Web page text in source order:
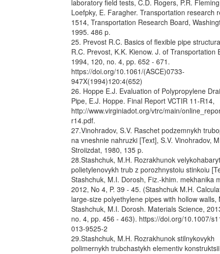
laboratory field tests, C.D. Rogers, P.R.
Loefpky, E. Faragher. Transportation research
1514, Transportation Research Board,
1995. 486 p.
25. Prevost R.C. Basics of flexible pipe
R.C. Prevost, K.K. Kienow. J. of Transportation
1994, 120, no. 4, pp. 652 - 671.
https://doi.org/10.1061/(ASCE)0733-
947X(1994)120:4(652)
26. Hoppe E.J. Evaluation of Polypropylene
Pipe, E.J. Hoppe. Final Report VCTIR 11-R14,
http://www.virginiadot.org/vtrc/main/
r14.pdf.
27.Vinohradov, S.V. Raschet podzemnykh
na vneshnie nahruzki [Text], S.V. Vinohradov,
Stroiizdat, 1980, 135 p.
28.Stashchuk, M.H. Rozrakhunok
polietylenovykh trub z porozhnystoiu stinkoiu
Stashchuk, M.I. Dorosh, Fiz.-khim. mekhanika
2012, No 4, P. 39 - 45. (Stashchuk M.H.
large-size polyethylene pipes with hollow walls,
Stashchuk, M.I. Dorosh. Materials Science,
no. 4, pp. 456 - 463). https://doi.org/10.1007/
013-9525-2
29.Stashchuk, M.H. Rozrakhunok stilnykovykh
polimernykh trubchastykh elementiv